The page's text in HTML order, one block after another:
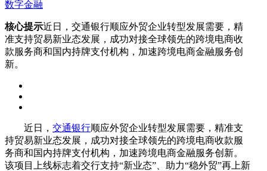
数字金融
核心提示近日，交通银行顺应外贸企业转型发展需要，精
准支持贸易新业态发展，成功对接全球领先的跨境电商收
款服务商和国内持牌支付机构，加速跨境电商金融服务创
新。
近日， 交通银行顺应外贸企业转型发展需要，精准支
持贸易新业态发展，成功对接全球领先的跨境电商收款服
务商和国内持牌支付机构，加速跨境电商金融服务创新。
该项目上线标志着交行支持“新业态”、助力“稳外贸”再上新